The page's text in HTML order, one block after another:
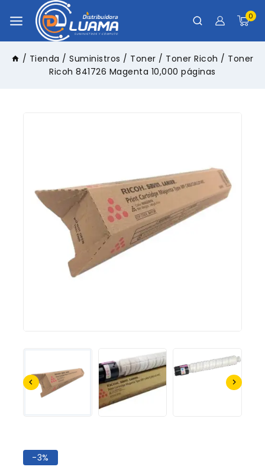
0
/ Tienda / Suministros / Toner / Toner Ricoh / Toner
Ricoh 841726 Magenta 10,000 páginas
-3%